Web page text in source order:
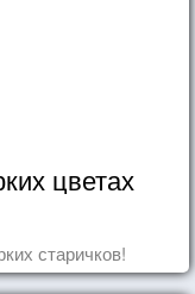
цветах
старичков!